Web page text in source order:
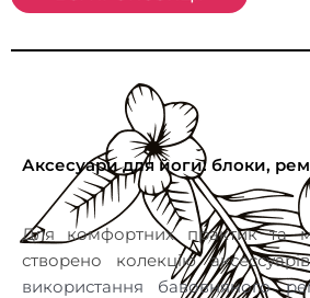
5
Аксесуари для йоги: блоки,
Для комфортних практик та
створено колекцію
використання бавовняного